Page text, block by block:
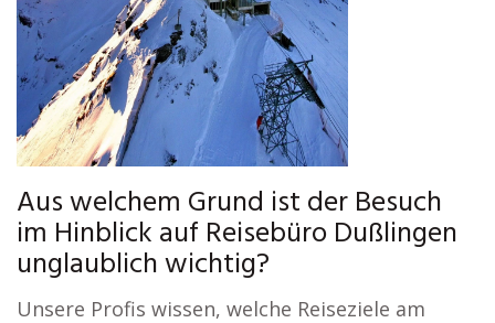
Aus welchem Grund ist der Besuch
im Hinblick auf Reisebüro Dußlingen
unglaublich wichtig?
Unsere Profis wissen, welche Reiseziele am